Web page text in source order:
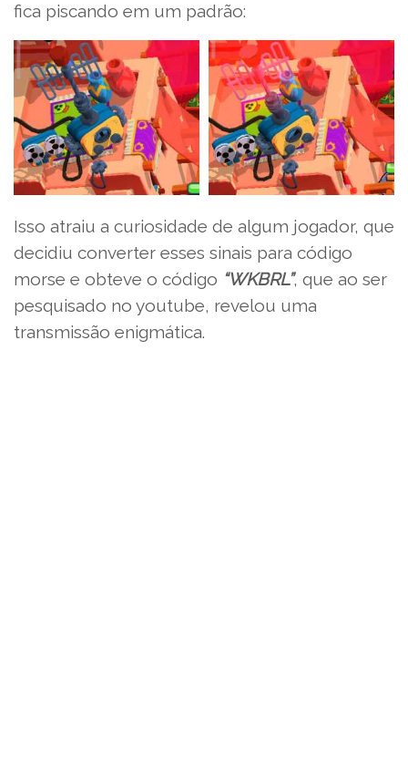
fica piscando em um padrão:
Isso atraiu a curiosidade de algum jogador, que
decidiu converter esses sinais para código
morse e obteve o código “WKBRL”, que ao ser
pesquisado no youtube, revelou uma
transmissão enigmática.